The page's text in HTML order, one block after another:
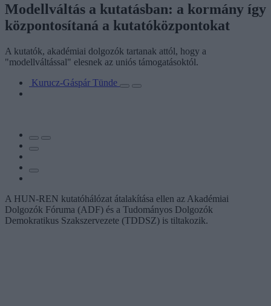
Modellváltás a kutatásban: a kormány így
központosítaná a kutatóközpontokat
A kutatók, akadémiai dolgozók tartanak attól, hogy a
"modellváltással" elesnek az uniós támogatásoktól.
Kurucz-Gáspár Tünde
A HUN-REN kutatóhálózat átalakítása ellen az Akadémiai
Dolgozók Fóruma (ADF) és a Tudományos Dolgozók
Demokratikus Szakszervezete (TDDSZ) is tiltakozik.